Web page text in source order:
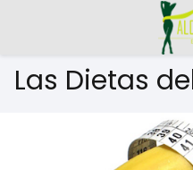
Las Dietas